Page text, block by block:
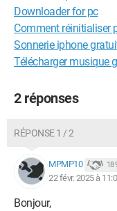
Downloader for pc
Comment réinitialiser
Sonnerie iphone
Télécharger musique
2 réponses
RÉPONSE 1 / 2
MPMP10 18
22 févr. 2025 à
Bonjour,